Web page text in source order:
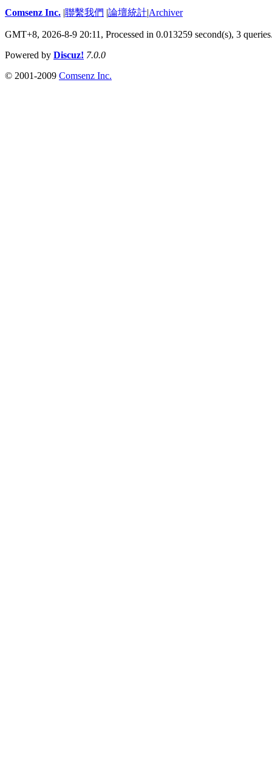
Comsenz Inc. |聯繫我們 |論壇統計|Archiver
GMT+8, 2026-8-9 20:11, Processed in 0.013259 second(s), 3 queries
Powered by Discuz! 7.0.0
© 2001-2009 Comsenz Inc.